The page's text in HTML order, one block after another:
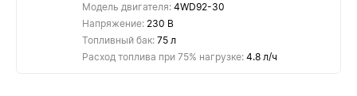
Модель двигателя: 4WD92-30
Напряжение: 230 В
Топливный бак: 75 л
Расход топлива при 75% нагрузке: 4.8 л/ч